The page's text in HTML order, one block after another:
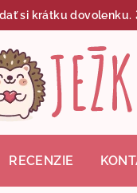
si krátku
RECENZIE